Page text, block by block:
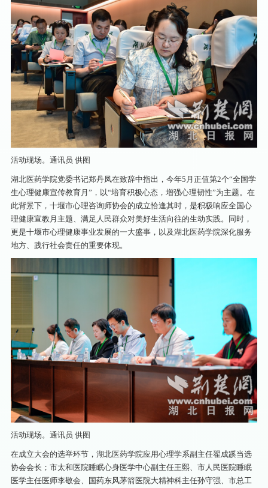
活动现场。通讯员 供图
湖北医药学院党委书记郑丹凤在致辞中指出，今年5月正值第2个“全国学
生心理健康宣传教育月”，以“培育积极心态，增强心理韧性”为主题。在
此背景下，十堰市心理咨询师协会的成立恰逢其时，是积极响应全国心
理健康宣教月主题、满足人民群众对美好生活向往的生动实践。同时，
更是十堰市心理健康事业发展的一大盛事，以及湖北医药学院深化服务
地方、践行社会责任的重要体现。
活动现场。通讯员 供图
在成立大会的选举环节，湖北医药学院应用心理学系副主任翟成蹊当选
协会会长；市太和医院睡眠心身医学中心副主任王熙、市人民医院睡眠
医学主任医师李敬会、国药东风茅箭医院大精神科主任孙守强、市总工